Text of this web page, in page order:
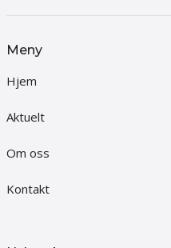
Meny
Hjem
Aktuelt
Om oss
Kontakt